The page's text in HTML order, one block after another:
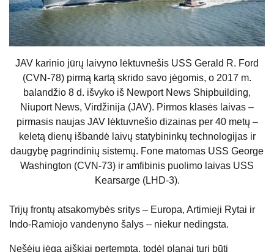
JAV karinio jūrų laivyno lėktuvnešis USS Gerald R. Ford
(CVN-78) pirmą kartą skrido savo jėgomis, o 2017 m.
balandžio 8 d. išvyko iš Newport News Shipbuilding,
Niuport News, Virdžinija (JAV). Pirmos klasės laivas –
pirmasis naujas JAV lėktuvnešio dizainas per 40 metų –
keletą dienų išbandė laivų statybininkų technologijas ir
daugybę pagrindinių sistemų. Fone matomas USS George
Washington (CVN-73) ir amfibinis puolimo laivas USS
Kearsarge (LHD-3).
Trijų frontų atsakomybės sritys – Europa, Artimieji Rytai ir
Indo-Ramiojo vandenyno šalys – niekur nedingsta.
Nešėjų jėga aiškiai pertempta, todėl planai turi būti